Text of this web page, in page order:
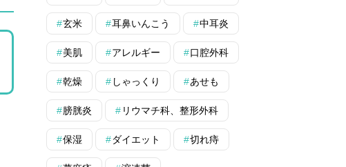
玄米 耳鼻いんこう 中耳炎
美肌 アレルギー 口腔外科
乾燥 しゃっくり あせも
膀胱炎 リウマチ科、整形外科
保湿 ダイエット 切れ痔